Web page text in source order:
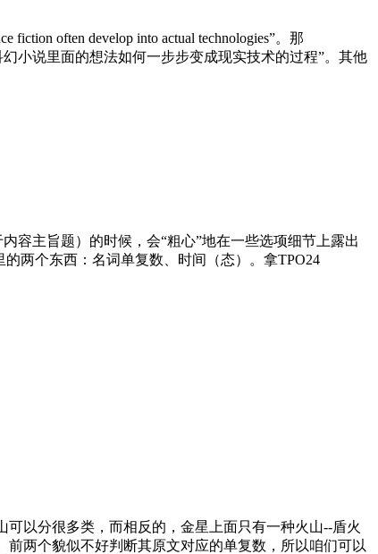
often develop into actual technologies”。那
小说里面的想法如何一步步变成现实技术的过程”。其他
主旨题）的时候，会“粗心”地在一些选项细节上露出
两个东西：名词单复数、时间（态）。拿TPO24
以分很多类，而相反的，金星上面只有一种火山--盾火
前两个貌似不好判断其原文对应的单复数，所以咱们可以